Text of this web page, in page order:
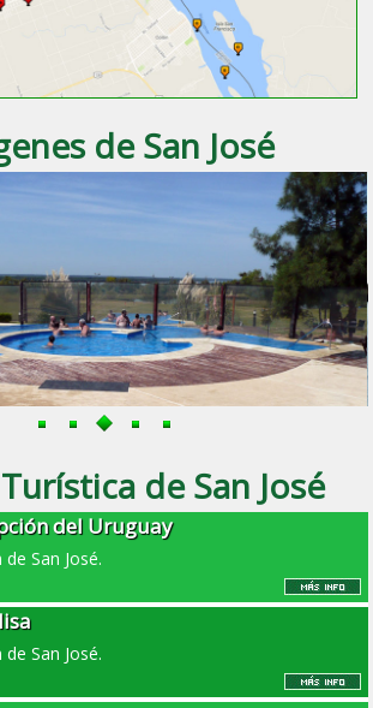
de San José
de San José
del Uruguay
San José.
San José.